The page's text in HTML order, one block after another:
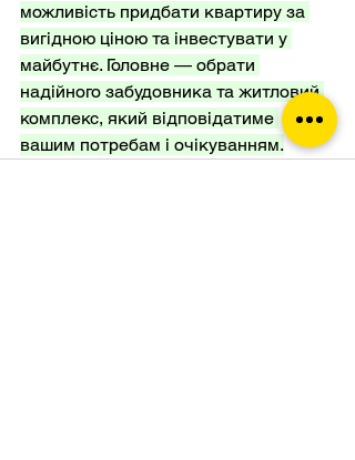
можливість придбати квартиру за
вигідною ціною та інвестувати у
майбутнє. Головне — обрати
надійного забудовника та житловий
комплекс, який відповідатиме
вашим потребам і очікуванням.